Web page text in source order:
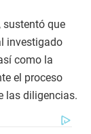
sustentó que
investigado
como la
el proceso
las diligencias.